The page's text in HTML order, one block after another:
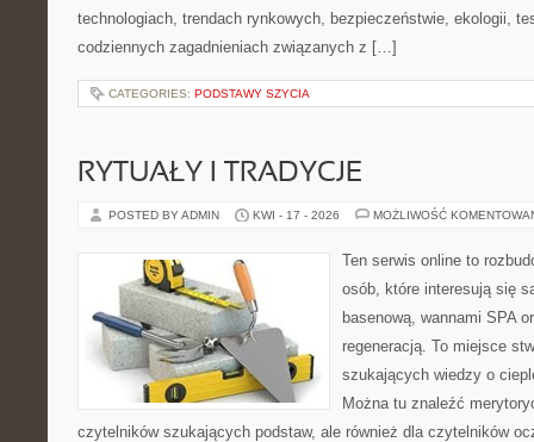
technologiach, trendach rynkowych, bezpieczeństwie, ekologii,
codziennych zagadnieniach związanych z […]
CATEGORIES: PODSTAWY SZYCIA
RYTUAŁY I TRADYCJE
POSTED BY ADMIN KWI - 17 - 2026 MOŻLIWOŚĆ
Ten serwis online to
osób, które interesują się
basenową, wannami SPA
regeneracją. To miejsce
szukających wiedzy o
Można tu znaleźć
czytelników szukających podstaw, ale również dla czytelników